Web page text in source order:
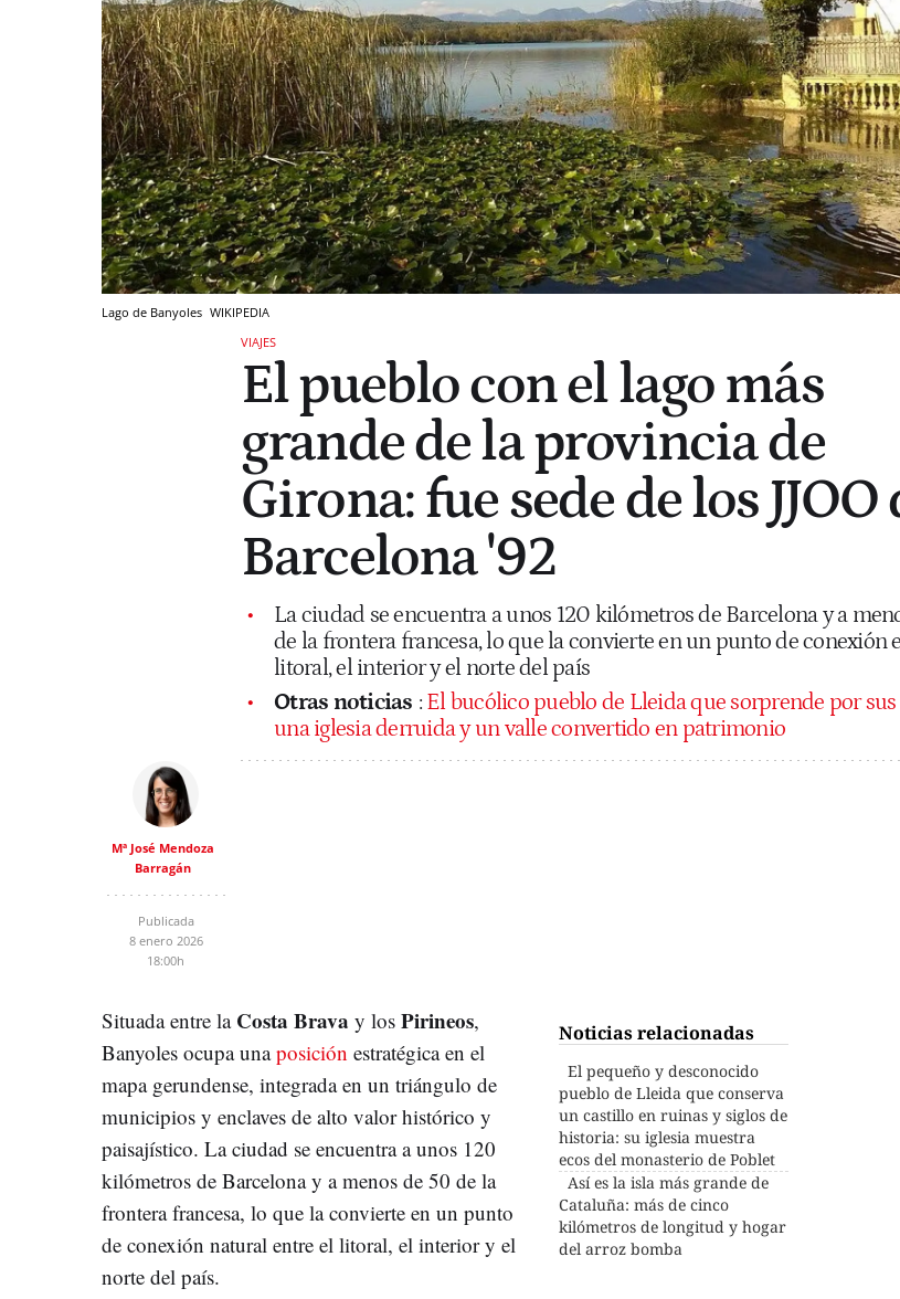
Lago de Banyoles WIKIPEDIA
VIAJES
El pueblo con el lago más
grande de la provincia de
Girona: fue sede de los JJOO
Barcelona '92
La ciudad se encuentra a unos 120 kilómetros de Barcelona y a
de la frontera francesa, lo que la convierte en un punto de conexión
litoral, el interior y el norte del país
Otras noticias : El bucólico pueblo de Lleida que sorprende por sus
una iglesia derruida y un valle convertido en patrimonio
Mª José Mendoza
Barragán
Publicada
8 enero 2026
18:00h
Noticias relacionadas
El pequeño y desconocido
pueblo de Lleida que conserva
un castillo en ruinas y siglos de
historia: su iglesia muestra
ecos del monasterio de Poblet
Así es la isla más grande de
Cataluña: más de cinco
kilómetros de longitud y hogar
del arroz bomba
Situada entre la Costa Brava y los Pirineos,
Banyoles ocupa unaposición estratégica en el
mapa gerundense, integrada en un triángulo de
municipios y enclaves de alto valor histórico y
paisajístico. La ciudad se encuentra a unos 120
kilómetros de Barcelona y a menos de 50 de la
frontera francesa, lo que la convierte en un punto
de conexión natural entre el litoral, el interior y el
norte del país.